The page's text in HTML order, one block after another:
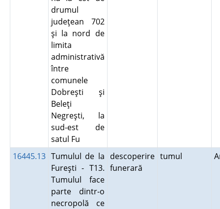
drumul
judeţean 702
şi la nord de
limita
administrativă
între
comunele
Dobreşti şi
Beleţi
Negreşti, la
sud-est de
satul Fu
16445.13 Tumulul de la
Fureşti - T13.
Tumulul face
parte dintr-o
necropolă ce
descoperire
funerară
tumul